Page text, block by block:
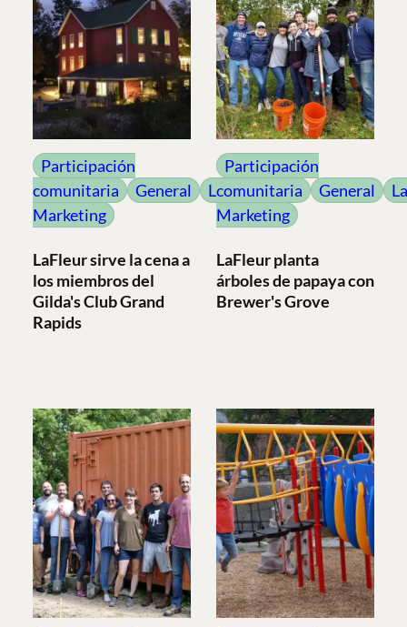
Participación
comunitaria
General
LaFleur
Marketing
LaFleur sirve la cena a
los miembros del
Gilda's Club Grand
Rapids
Participación
comunitaria
General
Marketing
LaFleur planta
árboles de papaya con
Brewer's Grove